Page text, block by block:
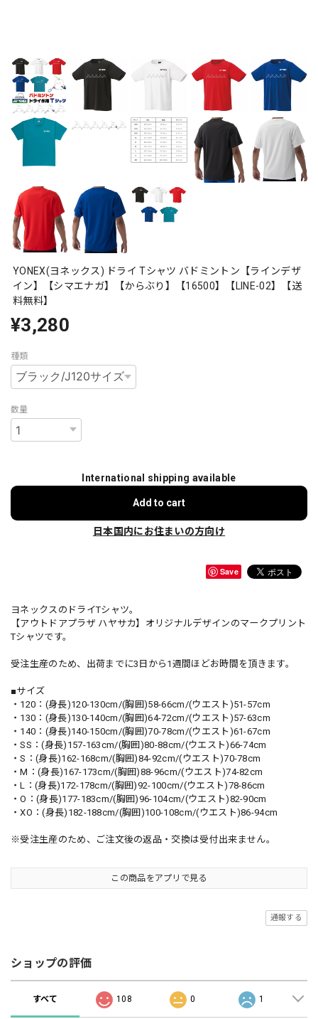
YONEX(ヨネックス) ドライ Tシャツ バドミントン【ラインデザ
イン】【シマエナガ】【からぶり】【16500】【LINE-02】【送
料無料】
¥3,280
種類
数量
International shipping available
Add to cart
日本国内にお住まいの方向け
Save
ヨネックスのドライTシャツ。
【アウトドアプラザ ハヤサカ】オリジナルデザインのマークプリント
Tシャツです。
受注生産のため、出荷までに3日から1週間ほどお時間を頂きます。
■サイズ
・120：(身長)120-130cm/(胸囲)58-66cm/(ウエスト)51-57cm
・130：(身長)130-140cm/(胸囲)64-72cm/(ウエスト)57-63cm
・140：(身長)140-150cm/(胸囲)70-78cm/(ウエスト)61-67cm
・SS：(身長)157-163cm/(胸囲)80-88cm/(ウエスト)66-74cm
・S：(身長)162-168cm/(胸囲)84-92cm/(ウエスト)70-78cm
・M：(身長)167-173cm/(胸囲)88-96cm/(ウエスト)74-82cm
・L：(身長)172-178cm/(胸囲)92-100cm/(ウエスト)78-86cm
・O：(身長)177-183cm/(胸囲)96-104cm/(ウエスト)82-90cm
・XO：(身長)182-188cm/(胸囲)100-108cm/(ウエスト)86-94cm
※受注生産のため、ご注文後の返品・交換は受付出来ません。
この商品をアプリで見る
通報する
ショップの評価
すべて 108 0 1